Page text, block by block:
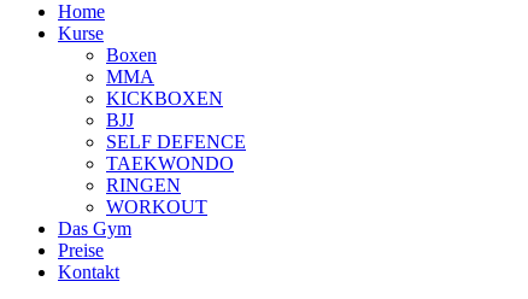
Home
Kurse
Boxen
MMA
KICKBOXEN
BJJ
SELF DEFENCE
TAEKWONDO
RINGEN
WORKOUT
Das Gym
Preise
Kontakt